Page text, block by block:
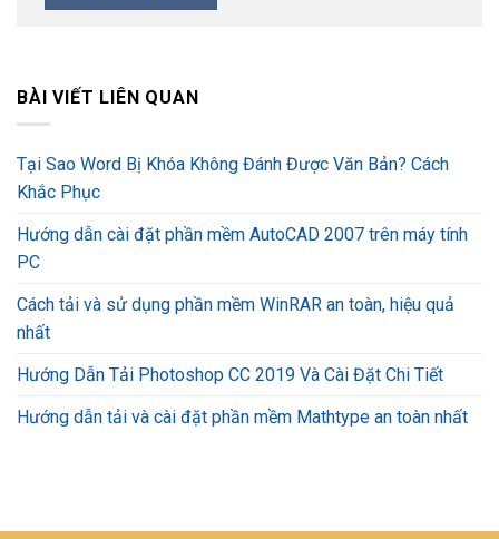
BÀI VIẾT LIÊN QUAN
Tại Sao Word Bị Khóa Không Đánh Được Văn Bản? Cách
Khắc Phục
Hướng dẫn cài đặt phần mềm AutoCAD 2007 trên máy tính
PC
Cách tải và sử dụng phần mềm WinRAR an toàn, hiệu quả
nhất
Hướng Dẫn Tải Photoshop CC 2019 Và Cài Đặt Chi Tiết
Hướng dẫn tải và cài đặt phần mềm Mathtype an toàn nhất